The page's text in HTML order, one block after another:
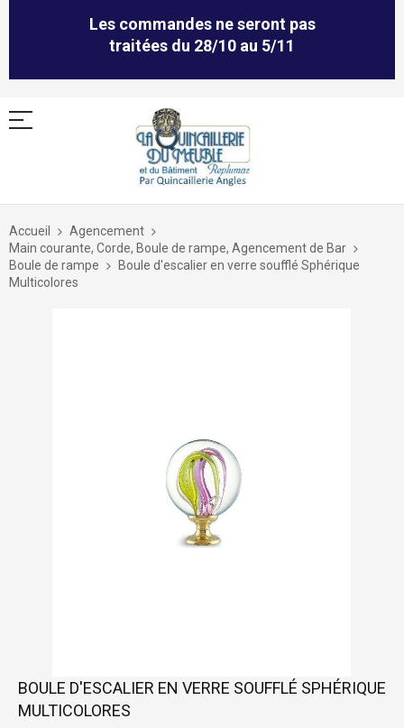
Les commandes ne seront pas
traitées du 28/10 au 5/11
Allez
contenu
Accueil
Agencement
Main courante, Corde, Boule de rampe, Agencement de Bar
Boule de rampe
Boule d'escalier en verre soufflé Sphérique
Multicolores
Skip
the
BOULE D'ESCALIER EN VERRE SOUFFLÉ SPHÉRIQUE
MULTICOLORES